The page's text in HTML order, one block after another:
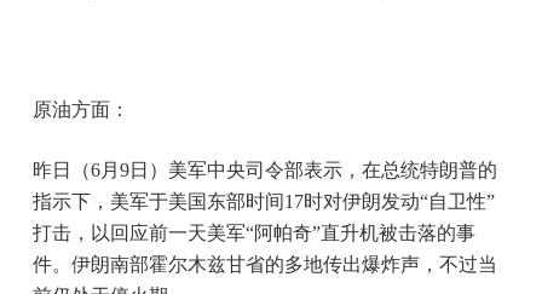
原油方面：
昨日（6月9日）美军中央司令部表示，在总统特朗普的
指示下，美军于美国东部时间17时对伊朗发动“自卫性”
打击，以回应前一天美军“阿帕奇”直升机被击落的事
件。伊朗南部霍尔木兹甘省的多地传出爆炸声，不过当